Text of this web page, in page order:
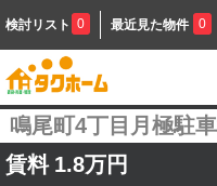
検討リスト 0 最近見た物件 0
鳴尾町4丁目月極駐
賃料 1.8万円